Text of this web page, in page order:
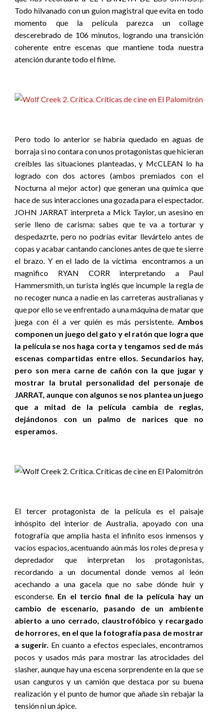
Todo hilvanado con un guion magistral que evita en todo
momento que la película parezca un collage
descerebrado de 106 minutos, logrando una transición
coherente entre escenas que mantiene toda nuestra
atención durante todo el filme.
Pero todo lo anterior se habría quedado en aguas de
borraja si no contara con unos protagonistas que hicieran
creíbles las situaciones planteadas, y McCLEAN lo ha
logrado con dos actores (ambos premiados con el
Nocturna al mejor actor) que generan una química que
hace de sus interacciones una gozada para el espectador.
JOHN JARRAT interpreta a Mick Taylor, un asesino en
serie lleno de carisma: sabes que te va a torturar y
despedazrte, pero no podrías evitar llevártelo antes de
copas y acabar cantando canciones antes de que te sierre
el brazo. Y en el lado de la víctima encontramos a un
magnifico RYAN CORR interpretando a Paul
Hammersmith, un turista inglés que incumple la regla de
no recoger nunca a nadie en las carreteras australianas y
que por ello se ve enfrentado a una máquina de matar que
juega con él a ver quién es más persistente. Ambos
componen un juego del gato y el ratón que logra que
la película se nos haga corta y tengamos sed de más
escenas compartidas entre ellos. Secundarios hay,
pero son mera carne de cañón con la que jugar y
mostrar la brutal personalidad del personaje de
JARRAT, aunque con algunos se nos plantea un juego
que a mitad de la película cambia de reglas,
dejándonos con un palmo de narices que no
esperamos.
El tercer protagonista de la película es el paisaje
inhóspito del interior de Australia, apoyado con una
fotografía que amplía hasta el infinito esos inmensos y
vacíos espacios, acentuando aún más los roles de presa y
depredador que interpretan los protagonistas,
recordando a un documental donde vemos al león
acechando a una gacela que no sabe dónde huir y
esconderse. En el tercio final de la película hay un
cambio de escenario, pasando de un ambiente
abierto a uno cerrado, claustrofóbico y recargado
de horrores, en el que la fotografía pasa de mostrar
a sugerir. En cuanto a efectos especiales, encontramos
pocos y usados más para mostrar las atrocidades del
slasher, aunque hay una escena sorprendente en la que se
usan canguros y un camión que destaca por su buena
realización y el punto de humor que añade sin rebajar la
tensión ni un ápice.